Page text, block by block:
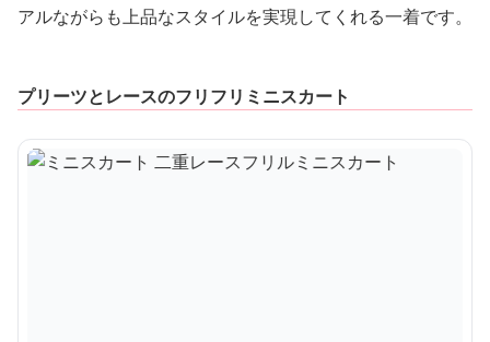
アルながらも上品なスタイルを実現してくれる一着です。
プリーツとレースのフリフリミニスカート